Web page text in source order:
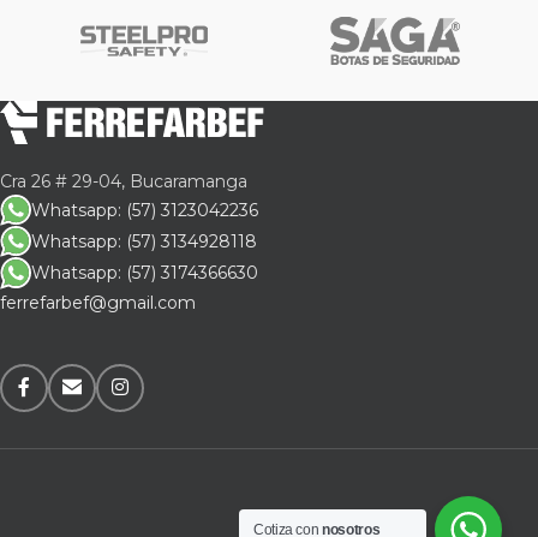
Cra 26 # 29-04, Bucaramanga
Whatsapp: (57) 3123042236
Whatsapp: (57) 3134928118
Whatsapp: (57) 3174366630
ferrefarbef@gmail.com
Cotiza connosotros